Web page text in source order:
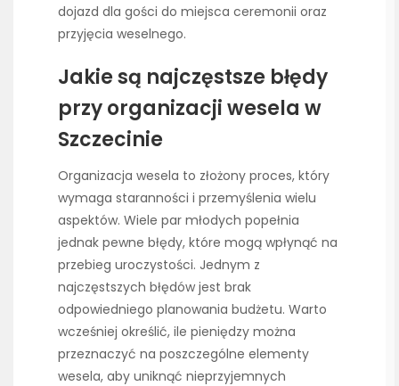
dojazd dla gości do miejsca ceremonii oraz
przyjęcia weselnego.
Jakie są najczęstsze błędy
przy organizacji wesela w
Szczecinie
Organizacja wesela to złożony proces, który
wymaga staranności i przemyślenia wielu
aspektów. Wiele par młodych popełnia
jednak pewne błędy, które mogą wpłynąć na
przebieg uroczystości. Jednym z
najczęstszych błędów jest brak
odpowiedniego planowania budżetu. Warto
wcześniej określić, ile pieniędzy można
przeznaczyć na poszczególne elementy
wesela, aby uniknąć nieprzyjemnych